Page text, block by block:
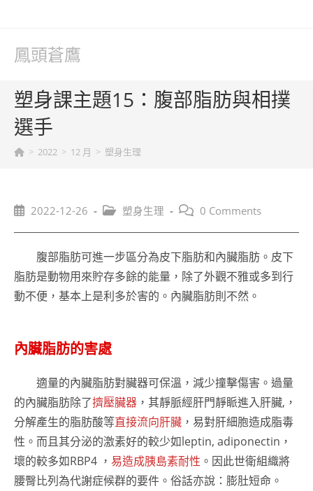
鳳頭蒼鷹
塑身課主題15：腹部脂肪與相撲
選手
> 2022 > 12 月 > 塑身生理
Post2022-12-26
Post 塑身生理
Post 0 Comments
腹部脂肪可進一步區分為皮下脂肪和內臟脂肪。皮下
脂肪是動物用來貯存多餘的能量，除了外觀不雅或多到行
動不便，基本上是利多於害的。內臟脂肪則不然。
內臟脂肪的害處
適量的內臟脂肪對臟器可保溫，減少撞擊傷害。過量
的內臟脂肪除了擠壓臟器 ，其靜脈經肝門靜眽進入肝臟,，
分解產生的脂肪酸等直接流向肝臟 ，易對肝細胞造成脂毒
性。而且其分泌的激素好的較少如leptin, adiponectin，
壞的較多如RBP4 ， 易造成胰島素耐性 。因此世衛組織將
腰臀比列為代謝症候群的要件。俗話亦說：膨肚短命。